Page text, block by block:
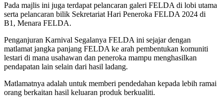
Pada majlis ini juga terdapat pelancaran galeri FELDA di lobi utama
serta pelancaran bilik Sekretariat Hari Peneroka FELDA 2024 di
B1, Menara FELDA.
Penganjuran Karnival Segalanya FELDA ini sejajar dengan
matlamat jangka panjang FELDA ke arah pembentukan komuniti
lestari di mana usahawan dan peneroka mampu menghasilkan
pendapatan lain selain dari hasil ladang.
Matlamatnya adalah untuk memberi pendedahan kepada lebih ramai
orang berkaitan hasil keluaran produk berkualiti.